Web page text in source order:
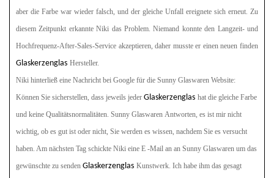
aber die Farbe war wieder falsch, und der gleiche Unfall ereignete sich erneut. Zu
diesem Zeitpunkt erkannte Niki das Problem. Niemand konnte den Langzeit- und
Hochfrequenz-After-Sales-Service akzeptieren, daher musste er einen neuen finden
Glaskerzenglas Hersteller.
Niki hinterließ eine Nachricht bei Google für die Sunny Glaswaren Website:
Können Sie sicherstellen, dass jeweils jeder Glaskerzenglas hat die gleiche Farbe
und keine Qualitätsnormalitäten. Sunny Glaswaren Antworten, es ist mir nicht
wichtig, ob es gut ist oder nicht, Sie werden es wissen, nachdem Sie es versucht
haben. Am nächsten Tag schickte Niki eine E -Mail an an Sunny Glaswaren um das
gewünschte zu senden Glaskerzenglas Kunstwerk. Ich habe ihm das gesagt